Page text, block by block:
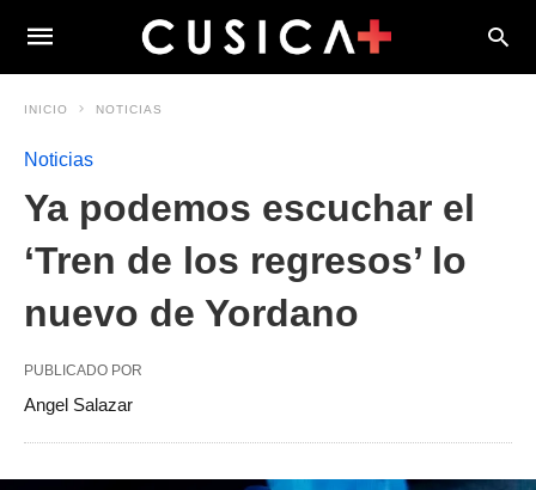
INICIO NOTICIAS
Noticias
Ya podemos escuchar el
‘Tren de los regresos’ lo
nuevo de Yordano
PUBLICADO POR
Angel Salazar